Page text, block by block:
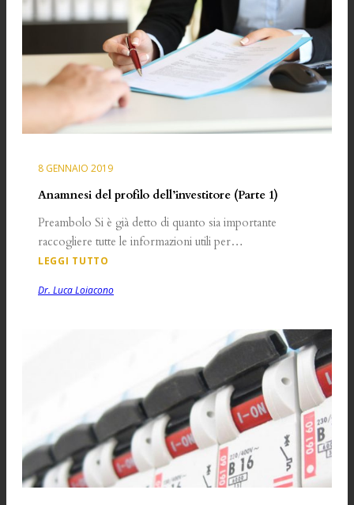
8 GENNAIO 2019
Anamnesi del profilo dell’investitore (Parte 1)
Preambolo Si è già detto di quanto sia importante
raccogliere tutte le informazioni utili per…
LEGGI TUTTO
Dr. Luca Loiacono